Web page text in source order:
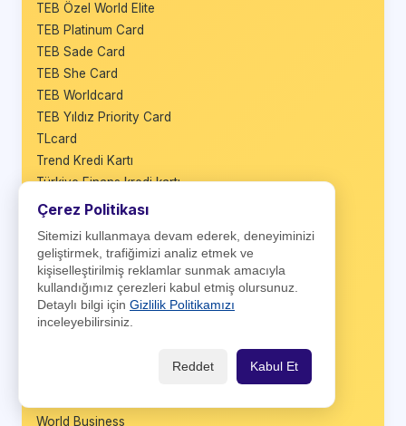
TEB Özel World Elite
TEB Platinum Card
TEB Sade Card
TEB She Card
TEB Worldcard
TEB Yıldız Priority Card
TLcard
Trend Kredi Kartı
Türkiye Finans kredi kartı
Üretici Kart
VakıfBank BusinessCard
VakıfBank Platinum Plus
Vakıfbank TercihKart
VakıfBank Worldcard
World Business
Çerez Politikası
Sitemizi kullanmaya devam ederek, deneyiminizi
geliştirmek, trafiğimizi analiz etmek ve
kişiselleştirilmiş reklamlar sunmak amacıyla
kullandığımız çerezleri kabul etmiş olursunuz.
Detaylı bilgi için Gizlilik Politikamızı
inceleyebilirsiniz.
Reddet Kabul Et